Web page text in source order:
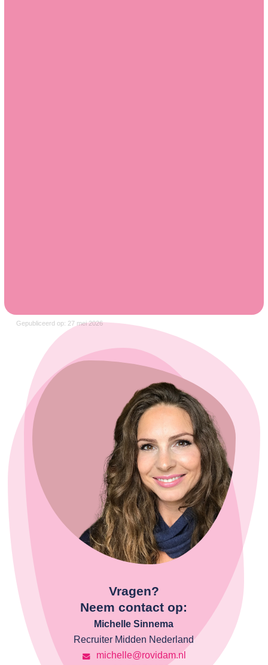
Gepubliceerd op: 27 mei 2026
Vragen?
Neem contact op:
Michelle Sinnema
Recruiter Midden Nederland
michelle@rovidam.nl